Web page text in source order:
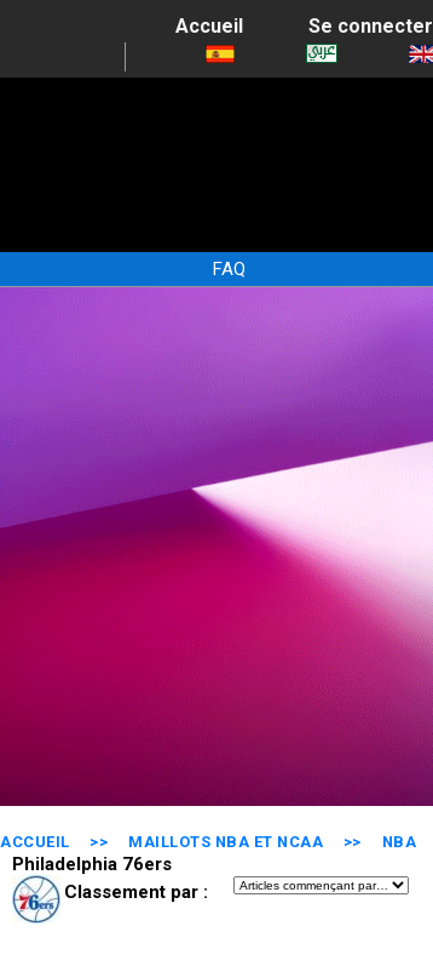
Accueil Se connecter
FAQ
ACCUEIL >> MAILLOTS NBA ET NCAA >> NBA
Philadelphia 76ers
Classement par :